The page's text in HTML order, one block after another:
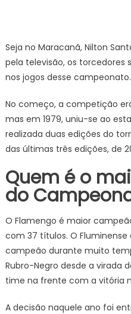
Seja no Maracanã, Nilton
pela televisão, os torcedores
nos jogos desse campeonato.
No começo, a competição
mas em 1979, uniu-se ao
realizada duas edições do
das últimas três edições, de
Quem é o
do
O Flamengo é maior
com 37 títulos. O
campeão durante muito
Rubro-Negro desde a virada
time na frente com a vitória
A decisão naquele ano foi